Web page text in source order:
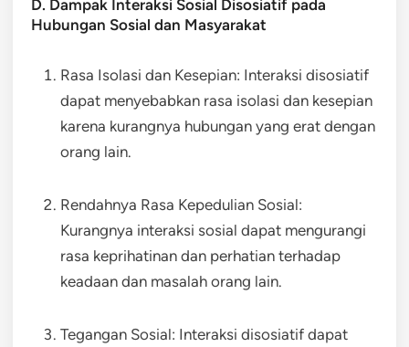
D. Dampak Interaksi Sosial Disosiatif pada
Hubungan Sosial dan Masyarakat
Rasa Isolasi dan Kesepian: Interaksi disosiatif
dapat menyebabkan rasa isolasi dan kesepian
karena kurangnya hubungan yang erat dengan
orang lain.
Rendahnya Rasa Kepedulian Sosial:
Kurangnya interaksi sosial dapat mengurangi
rasa keprihatinan dan perhatian terhadap
keadaan dan masalah orang lain.
Tegangan Sosial: Interaksi disosiatif dapat